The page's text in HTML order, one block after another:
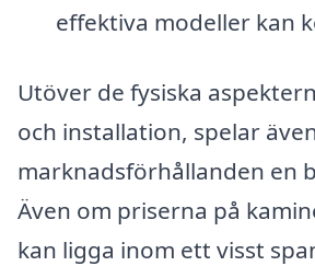
effektiva modeller kan
Utöver de fysiska
och installation, spelar
marknadsförhållanden en
Även om priserna på
kan ligga inom ett visst